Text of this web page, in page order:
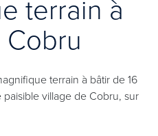
terrain à
terrain à bâtir de 16
village de Cobru, sur